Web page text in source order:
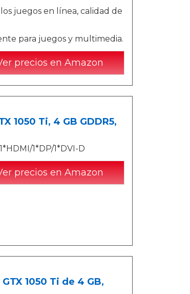
juegos en línea, calidad de
para juegos y multimedia.
precios en Amazon
1050 Ti, 4 GB GDDR5,
1*DP/1*DVI-D
precios en Amazon
1050 Ti de 4 GB,